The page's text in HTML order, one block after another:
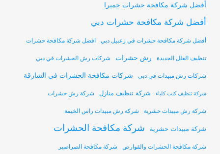
أفضل شركة مكافحة حشرات جميرا
أفضل شركة مكافحة حشرات دبي
أفضل شركة مكافحة حشرات في زعبيل دبي افضل شركة مكافحة حشرات
تنظيف الفلل الجديدة رش حشرات شركات رش الحشرات في دبي
شركات رش مبيدات في دبي شركات مكافحة الحشرات في الشارقة
شركة تنظيف كنب كلباء شركة تنظيف منازل شركة رش حشرات
شركة رش مبيدات حشرية شركة رش مبيدات راس الخيمة
شركة مبيدات حشرية شركة مكافحة الحشرات
شركة مكافحة الحشرات والقوارض شركة مكافحة الصراصير